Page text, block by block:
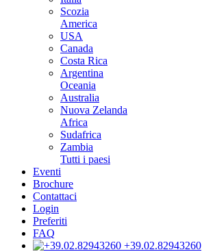
Scozia
America
USA
Canada
Costa Rica
Argentina
Oceania
Australia
Nuova Zelanda
Africa
Sudafrica
Zambia
Tutti i paesi
Eventi
Brochure
Contattaci
Login
Preferiti
FAQ
+39.02.82943260